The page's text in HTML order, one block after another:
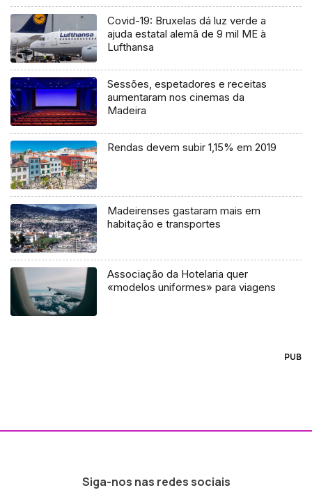
Covid-19: Bruxelas dá luz verde a
ajuda estatal alemã de 9 mil ME à
Lufthansa
Sessões, espetadores e receitas
aumentaram nos cinemas da
Madeira
Rendas devem subir 1,15% em 2019
Madeirenses gastaram mais em
habitação e transportes
Associação da Hotelaria quer
«modelos uniformes» para viagens
PUB
Siga-nos nas redes sociais